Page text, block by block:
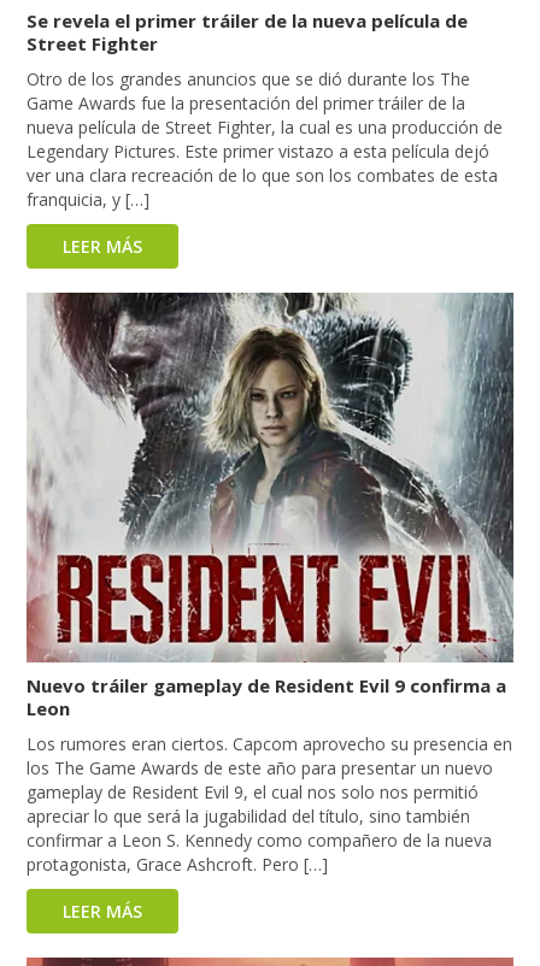
Se revela el primer tráiler de la nueva película de
Street Fighter
Otro de los grandes anuncios que se dió durante los The
Game Awards fue la presentación del primer tráiler de la
nueva película de Street Fighter, la cual es una producción de
Legendary Pictures. Este primer vistazo a esta película dejó
ver una clara recreación de lo que son los combates de esta
franquicia, y […]
LEER MÁS
Nuevo tráiler gameplay de Resident Evil 9 confirma a
Leon
Los rumores eran ciertos. Capcom aprovecho su presencia en
los The Game Awards de este año para presentar un nuevo
gameplay de Resident Evil 9, el cual nos solo nos permitió
apreciar lo que será la jugabilidad del título, sino también
confirmar a Leon S. Kennedy como compañero de la nueva
protagonista, Grace Ashcroft. Pero […]
LEER MÁS